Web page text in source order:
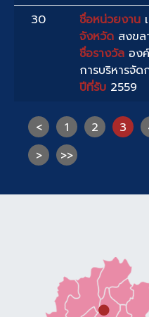
30
ชื่อหน่วยงาน
จังหวัด สงขล
ชื่อรางวัล อง
การบริหารจัด
ปีที่รับ 2559
< 1 2 3
>
>>